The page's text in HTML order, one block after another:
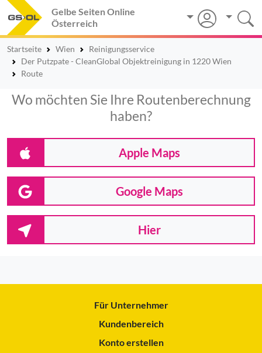
Gelbe Seiten Online
Österreich
Startseite Wien
Reinigungsservice
Der Putzpate - CleanGlobal Objektreinigung in 1220 Wien
Route
Wo möchten Sie Ihre Routenberechnung
haben?
Apple Maps
Google Maps
Hier
Für Unternehmer
Kundenbereich
Konto erstellen